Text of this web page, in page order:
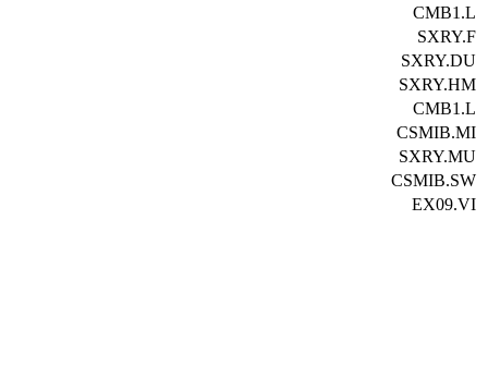
CMB1.L
SXRY.F
SXRY.DU
SXRY.HM
CMB1.L
CSMIB.MI
SXRY.MU
CSMIB.SW
EX09.VI